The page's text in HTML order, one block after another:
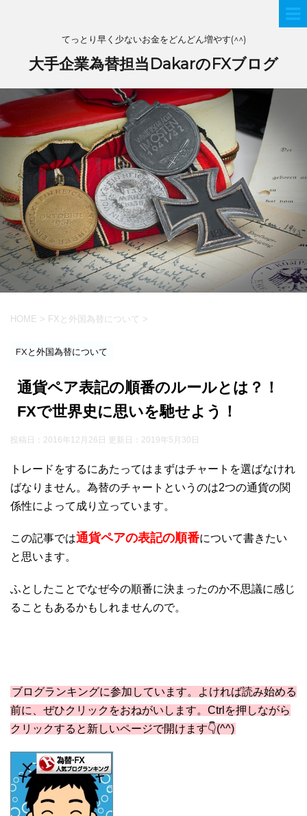
てっとり早く少ないお金をどんどん増やす(^^)
大手企業為替担当DakarのFXブログ
HOME > FXと外国為替について >
FXと外国為替について
通貨ペア表記の順番のルールとは？！
FXで世界史に思いを馳せよう！
投稿日：2016年12月26日 更新日： 2019年5月30日
トレードをするにあたってはまずはチャートを選ばなけれ
ばなりません。為替のチャートというのは2つの通貨の関
係性によって成り立っています。
この記事では通貨ペアの表記の順番について書きたい
と思います。
ふとしたことでなぜ今の順番に決まったのか不思議に感じ
ることもあるかもしれませんので。
ブログランキングに参加しています。よければ読み始める
前に、ぜひクリックをおねがいします。Ctrlを押しながら
クリックすると新しいページで開けます👇(^^)